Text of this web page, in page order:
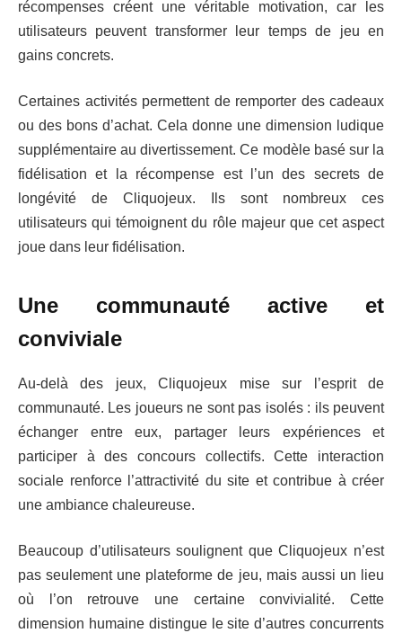
récompenses créent une véritable motivation, car les
utilisateurs peuvent transformer leur temps de jeu en
gains concrets.
Certaines activités permettent de remporter des cadeaux
ou des bons d’achat. Cela donne une dimension ludique
supplémentaire au divertissement. Ce modèle basé sur la
fidélisation et la récompense est l’un des secrets de
longévité de Cliquojeux. Ils sont nombreux ces
utilisateurs qui témoignent du rôle majeur que cet aspect
joue dans leur fidélisation.
Une communauté active et
conviviale
Au-delà des jeux, Cliquojeux mise sur l’esprit de
communauté. Les joueurs ne sont pas isolés : ils peuvent
échanger entre eux, partager leurs expériences et
participer à des concours collectifs. Cette interaction
sociale renforce l’attractivité du site et contribue à créer
une ambiance chaleureuse.
Beaucoup d’utilisateurs soulignent que Cliquojeux n’est
pas seulement une plateforme de jeu, mais aussi un lieu
où l’on retrouve une certaine convivialité. Cette
dimension humaine distingue le site d’autres concurrents